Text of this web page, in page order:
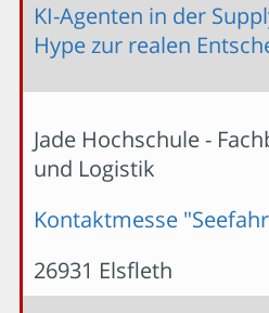
KI-Agenten in der
Hype zur realen
Jade Hochschule -
und Logistik
Kontaktmesse
26931 Elsfleth